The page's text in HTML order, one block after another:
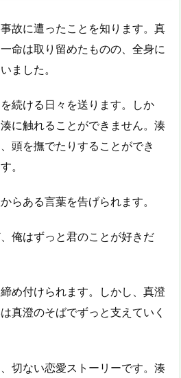
故に遭ったことを知ります。真
命は取り留めたものの、全身に
ました。
続ける日々を送ります。しか
に触れることができません。湊
頭を撫でたりすることができ
。
らある言葉を告げられます。
俺はずっと君のことが好きだ
め付けられます。しかし、真澄
真澄のそばでずっと支えていく
切ない恋愛ストーリーです。湊